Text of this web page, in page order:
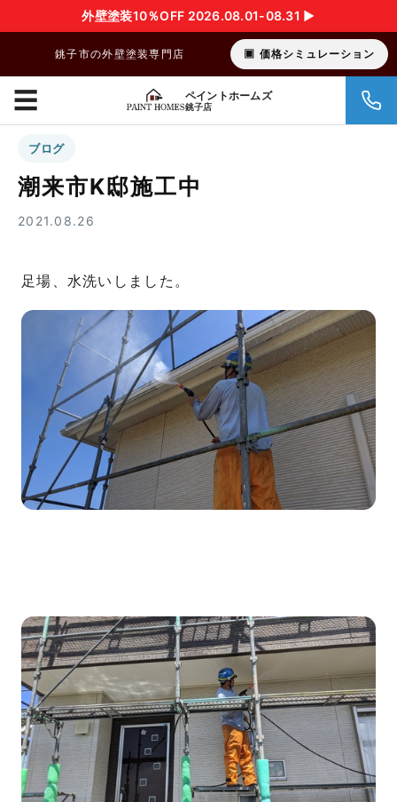
外壁塗装10％OFF 2026.08.01-08.31 ▶︎
銚子市の外壁塗装専門店 価格シミュレーション
ペイントホームズ
銚子店
☰
ブログ
潮来市K邸施工中
2021.08.26
足場、水洗いしました。